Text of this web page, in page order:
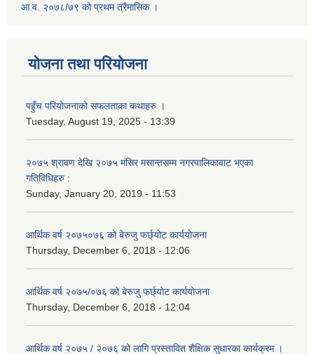
आ.व. २०७८/७९ को प्रथम त्रैमासिक ।
योजना तथा परियोजना
पहुँच परियोजनाको सफलताका कथाहरु ।
Tuesday, August 19, 2025 - 13:39
२०७५ श्रावण देखि २०७५ मंसिर मसान्तसम्म नगरपालिकावाट भएका
गतिविधिहरु :
Sunday, January 20, 2019 - 11:53
आर्थिक वर्ष २०७५०७६ को बेरुजु फर्छ्योट कार्ययोजना
Thursday, December 6, 2018 - 12:06
आर्थिक वर्ष २०७५/०७६ को बेरुजु फर्छ्योट कार्ययोजना
Thursday, December 6, 2018 - 12:04
आर्थिक वर्ष २०७५ / २०७६ को लागि प्रस्तावित शैक्षिक सुधारका कार्यक्रम ।